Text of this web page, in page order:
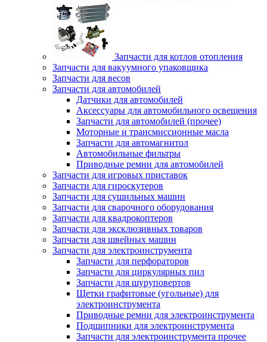
Запчасти для котлов отопления
Запчасти для вакуумного упаковщика
Запчасти для весов
Запчасти для автомобилей
Датчики для автомобилей
Аксессуары для автомобильного освещения
Запчасти для автомобилей (прочее)
Моторные и трансмиссионные масла
Запчасти для автомагнитол
Автомобильные фильтры
Приводные ремни для автомобилей
Запчасти для игровых приставок
Запчасти для гироскутеров
Запчасти для сушильных машин
Запчасти для сварочного оборудования
Запчасти для квадрокоптеров
Запчасти для эксклюзивных товаров
Запчасти для швейных машин
Запчасти для электроинструмента
Запчасти для перфораторов
Запчасти для циркулярных пил
Запчасти для шуруповертов
Щетки графитовые (угольные) для
электроинструмента
Приводные ремни для электроинструмента
Подшипники для электроинструмента
Запчасти для электроинструмента прочее